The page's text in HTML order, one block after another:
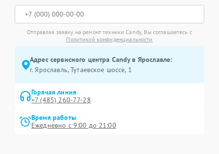
Отправляя заявку на ремонт техники Candy, Вы соглашаетесь с
Политикой конфиденциальности
Адрес сервисного центра Candy в Ярославле:
г. Ярославль, Тутаевское шоссе, 1
Горячая линия
+7 (485) 260-77-28
Время работы
Ежедневно с 9:00 до 21:00